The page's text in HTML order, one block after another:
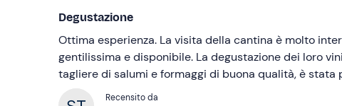
Degustazione
Ottima esperienza. La visita della cantina è molto
gentilissima e disponibile. La degustazione dei loro
tagliere di salumi e formaggi di buona qualità, è stata
Recensito da